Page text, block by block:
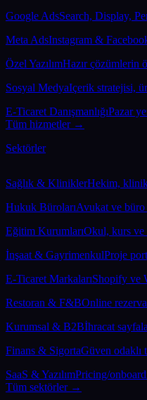
Google AdsSearch, Display,
Meta AdsInstagram &
Özel YazılımHazır çözümlerin
Sosyal MedyaIçerik stratejisi,
E-Ticaret DanışmanlığıPazar
Tüm hizmetler →
Sektörler
Sağlık & KliniklerHekim,
Hukuk BürolarıAvukat ve büro
Eğitim KurumlarıOkul, kurs ve
İnşaat & GayrimenkulProje
E-Ticaret MarkalarıShopify ve
Restoran & F&BOnline
Kurumsal & B2Bİhracat
Finans & SigortaGüven odaklı
SaaS & YazılımPricing/
Tüm sektörler →